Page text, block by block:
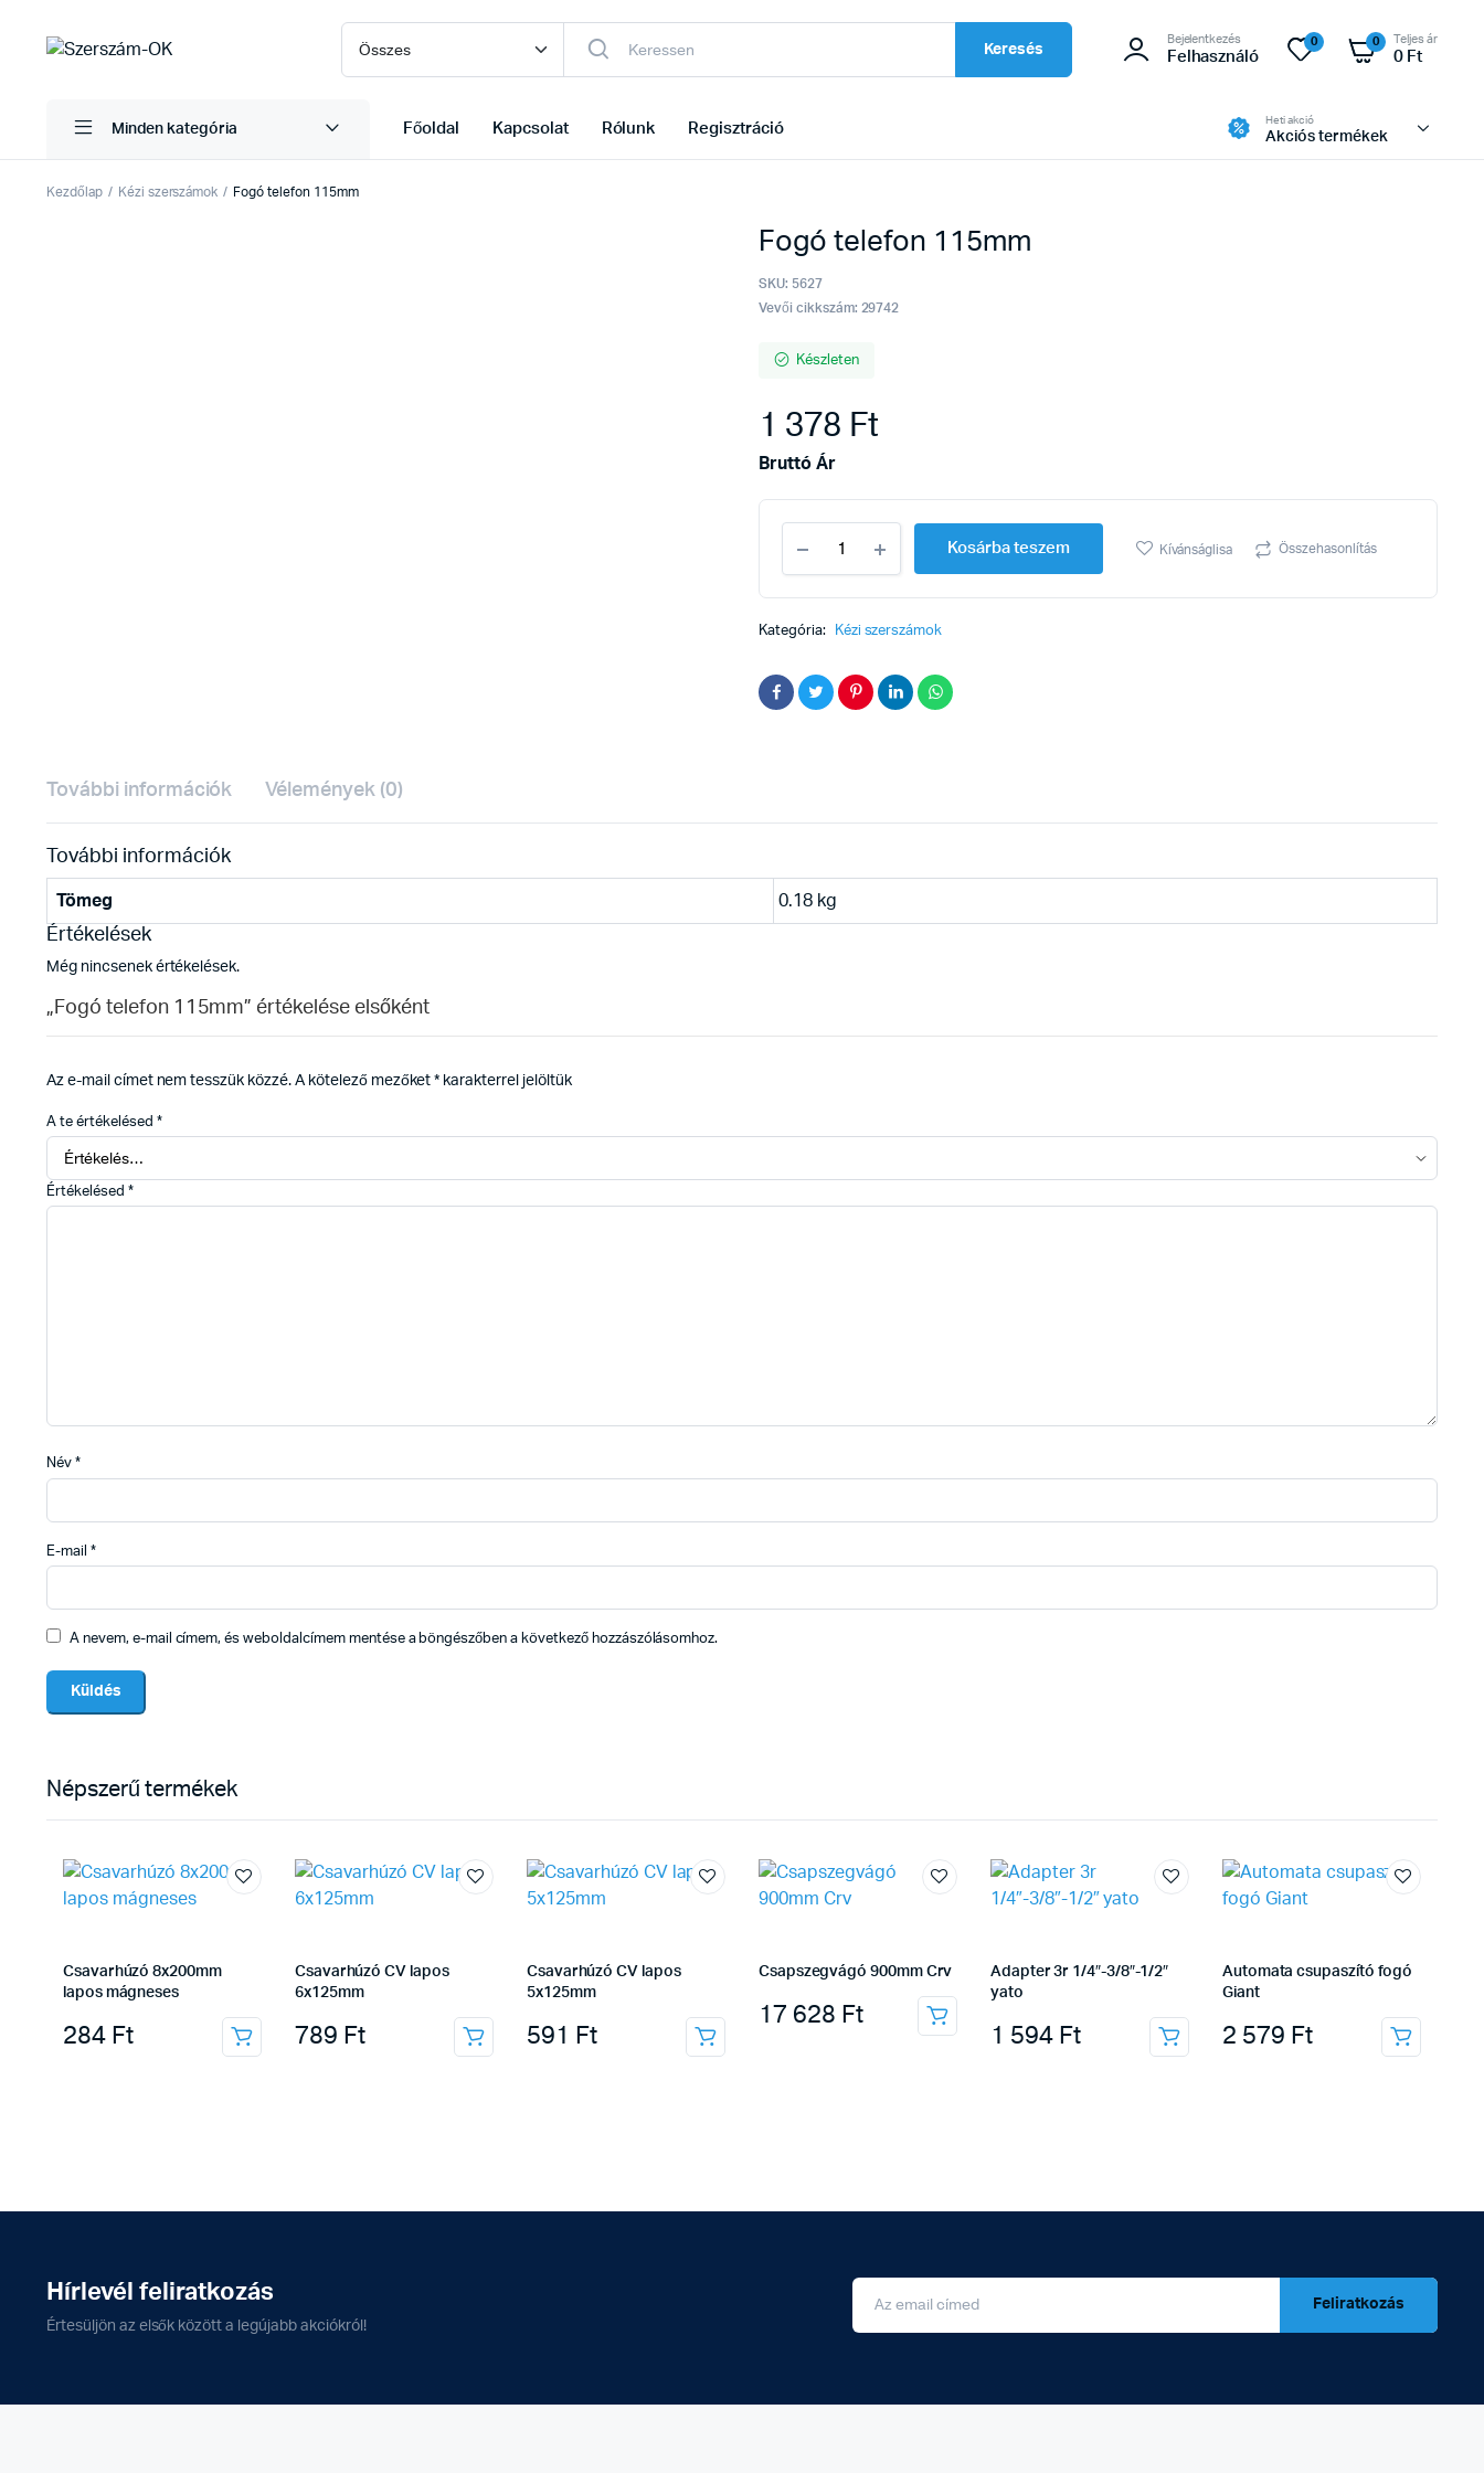
Keresés
Bejelentkezés
Felhasználó
0 0 Teljes ár
0 Ft
Minden kategória Főoldal Kapcsolat Rólunk Regisztráció
Heti akció
Akciós termékek
Kezdőlap Kézi szerszámok Fogó telefon 115mm
Fogó telefon 115mm
SKU: 5627
Vevői cikkszám: 29742
Készleten
1 378 Ft
Bruttó Ár
telefon
115mm
quantity
Kosárba teszem Kívánságlisa Összehasonlítás
Kategória: Kézi szerszámok
További információk Vélemények (0)
További információk
Tömeg 0.18 kg
Értékelések
Még nincsenek értékelések.
„Fogó telefon 115mm” értékelése elsőként
Az e-mail címet nem tesszük közzé. A kötelező mezőket* karakterrel jelöltük
A te értékelésed *
Értékelésed *
Név *
E-mail *
A nevem, e-mail címem, és weboldalcímem mentése a böngészőben a következő hozzászólásomhoz.
Népszerű termékek
Csavarhúzó 8x200mm
lapos mágneses
284 Ft
Csavarhúzó CV lapos
6x125mm
789 Ft
Csavarhúzó CV lapos
5x125mm
591 Ft
Csapszegvágó 900mm Crv
17 628 Ft
Adapter 3r 1/4″-3/8″-1/2″
yato
1 594 Ft
Automata csupaszító fogó
Giant
2 579 Ft
Hírlevél feliratkozás
Értesüljön az elsők között a legújabb akciókról!
Feliratkozás